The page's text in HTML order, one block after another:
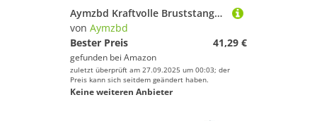
Aymzbd Kraftvolle Bruststange für Effektives Oberkörpertraining, 30kg
von Aymzbd
Bester Preis
41,29 €
gefunden bei Amazon
zuletzt überprüft am 27.09.2025 um 00:03; der
Preis kann sich seitdem geändert haben.
Keine weiteren Anbieter